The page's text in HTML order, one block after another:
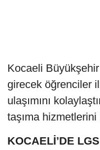
Kocaeli
girecek öğrenciler
ulaşımını
taşıma
KOCAELİ’DE